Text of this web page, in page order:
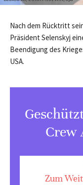
Nach dem Rücktritt
Präsident Selenskyj
Beendigung des
USA.
Crew
Zum